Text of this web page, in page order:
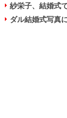
紗栄子、結婚式
ダル結婚式写真